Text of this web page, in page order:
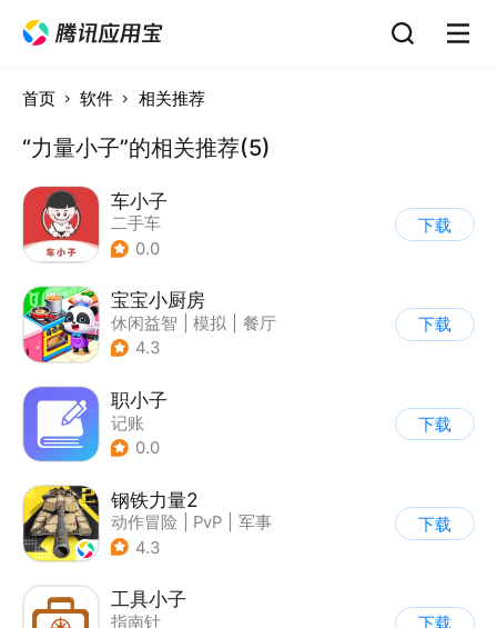
首页 软件 相关推荐
“力量小子”的相关推荐(5)
车小子
二手车
0.0
下载
宝宝小厨房
休闲益智 模拟
餐厅
| 宝宝巴士
4.3
下载
职小子
记账
0.0
下载
钢铁力量2
动作冒险 PvP
军事
| 5v5
4.3
下载
工具小子
指南针
下载